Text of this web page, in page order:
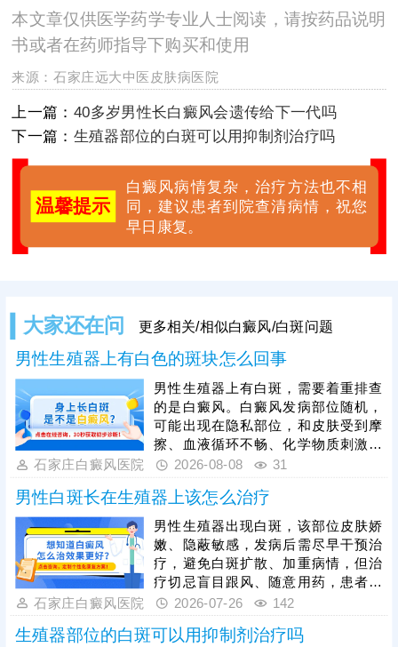
本文章仅供医学药学专业人士阅读，请按药品说明
书或者在药师指导下购买和使用
来源：石家庄远大中医皮肤病医院
上一篇： 40多岁男性长白癜风会遗传给下一代吗
下一篇： 生殖器部位的白斑可以用抑制剂治疗吗
温馨提示
白癜风病情复杂，治疗方法也不相
同，建议患者到院查清病情，祝您
早日康复。
大家还在问 更多相关/相似白癜风/白斑问题
男性生殖器上有白色的斑块怎么回事
男性生殖器上有白斑，需要着重排查
的是白癜风。白癜风发病部位随机，
可能出现在隐私部位，和皮肤受到摩
擦、血液循环不畅、化学物质刺激等
多种因素有关。白斑光滑平坦，无鳞
长，可能累及毛发、黏膜变白。可以
前往医院就诊，预约伍德灯、三维皮
肤ct检查，诊断白斑病的同时，分析
白斑时期和类型，指导规范治疗。
石家庄白癜风医院 2026-08-08 31
男性白斑长在生殖器上该怎么治疗
男性生殖器出现白斑，该部位皮肤娇
嫩、隐蔽敏感，发病后需尽早干预治
疗，避免白斑扩散、加重病情，但治
疗切忌盲目跟风、随意用药，患者需
树立科学治疗理念，前往正规医院检
查确诊，结合自身病情制定个性化安
全方案。目前临床公认308准分子激
石家庄白癜风医院 2026-07-26 142
生殖器部位的白斑可以用抑制剂治疗吗